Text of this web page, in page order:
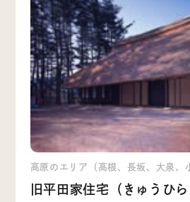
高原のエリア（高根、長坂、大泉、
旧平田家住宅（きゅうひ